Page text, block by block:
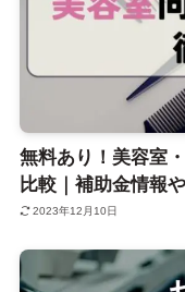
無料あり！美容室
比較｜補助金情報
2023年12月10日